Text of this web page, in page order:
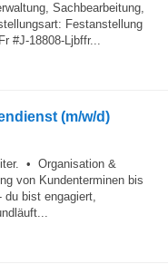
Sachbearbeitung,
Festanstellung
#J-18808-Ljbffr...
(m/w/d)
• Organisation &
von Kundenterminen bis
du bist engagiert,